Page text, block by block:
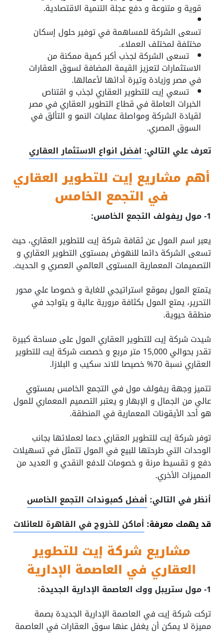
قوية و متنوعة و دفع عجلة التنمية الاقتصادية.
تسعى الشركة للمساهمة في توفير حلول إسكان
مختلفة لمختلف العملاء.
تسعى الشركة لجذب أكبر كمية ممكنة من
الاستثمارات لتعزيز القيمة المضافة لسوق العقارات
في مصر وزيادة وتيرة أدائها لأعمالها.
تسعي إيت للتطوير العقاري لجذب و اقتناص
الخبرات العاملة في قطاع التطوير العقاري في مصر
لقيادة الشركة ومواصلة عمليات النمو و التألق في
السوق المصري.
تعرف علي التالي: افضل انواع الاستثمار العقاري
أهم مشاريع إيت للتطوير العقاري
في التجمع الخامس
1- مول ريفولف التجمع الخامس:
يعبر اسم المول عن ثقافة شركة إيت للتطوير العقاري، حيث
تسعى الشركة دائما للنهوض بمستوى التطوير العقاري و
التصميمات المعمارية المستوى العالمي العصري و الحديث.
يتمتع المول بموقع استراتيجي للغاية و خصوصا علي محور
التحرير، يمتع المول بكثافة مرورية عالية و يتواجد في
منطقة حيوية.
شيدت شركة إيت للتطوير العقاري المول على مساحة كبيرة
تقدر بحوالي 15,000 متر مربع و خصصت شركة إيت للتطوير
العقاري نسبة 70% خصيصا للاند سكيب و البلازا.
تتميز وجهة ريفولف مول في التجمع الخامس بمستوي
عالي من الجمال و الإبهار و يعتبر التصميم المعماري للمول
هو أحد الأيقونات المعمارية في المنطقة.
توفر شركة إيت للتطوير العقاري دعما لعملائها بجانب
الوحدات التي طرحتها للبيع في المول تتمثل في تسهيلات
دفع و تقسيط مرنة و خصومات للدفع النقدي و العديد من
المميزات الأخري.
أنظر في التالي: أفضل كمبوندات التجمع الخامس
قد يهمك معرفة: أماكن للخروج في القاهرة للعائلات
مشاريع شركة إيت للتطوير
العقاري في العاصمة الإدارية
1- مول ستريبل ووك العاصمة الإدارية الجديدة:
تركت شركة إيت في العاصمة الإدارية الجديدة بصمة
مميزة لا يمكن أن يغفل عنها سوق العقارات في العاصمة